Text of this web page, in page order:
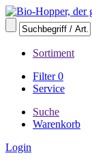
Sortiment
Filter0
Service
Suche
Warenkorb
Login